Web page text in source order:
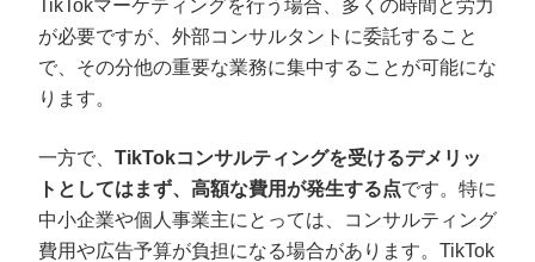
TikTokマーケティングを行う場合、多くの時間と労力
が必要ですが、外部コンサルタントに委託すること
で、その分他の重要な業務に集中することが可能にな
ります。
一方で、 TikTokコンサルティングを受けるデメリッ
トとしてはまず、高額な費用が発生する点です。特に
中小企業や個人事業主にとっては、コンサルティング
費用や広告予算が負担になる場合があります。TikTok